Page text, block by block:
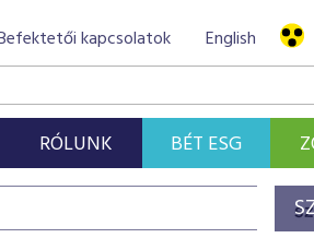
kapcsolatok English
RÓLUNK BÉT ESG